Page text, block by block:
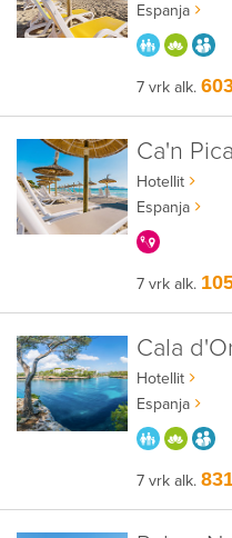
Espanja
PARASTA
7 vrk alk.
Ca'n
Hotellit
Espanja
7 vrk alk.
Cala
Hotellit
Espanja
PARASTA
7 vrk alk.